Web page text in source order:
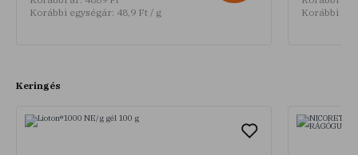
Korábbi egységár: 48,9 Ft / g
Korábbi
Keringés